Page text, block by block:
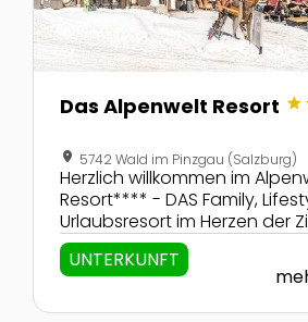
Das Alpenwelt Resort star
location_on 5742 Wald im Pinzgau (Salzburg)
Herzlich willkommen im
Resort**** - DAS Family,
Urlaubsresort im Herzen der
Das umfangreiche
auf Paare und die
und Eltern, bietet Action,
Entspannung und Lifestyle.
UNTERKUNFT